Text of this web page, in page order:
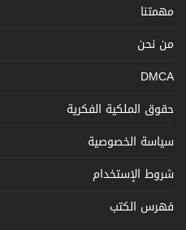
مهمتنا
من نحن
DMCA
حقوق الملكية الفكرية
سياسة الخصوصية
شروط الإستخدام
فهرس الكتب